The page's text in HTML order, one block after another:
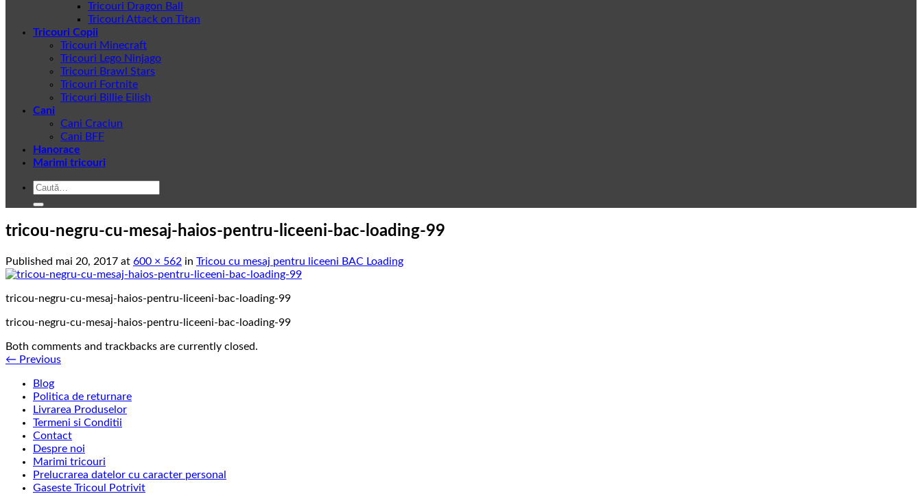
Tricouri Dragon Ball
Tricouri Attack on Titan
Tricouri Copii
Tricouri Minecraft
Tricouri Lego Ninjago
Tricouri Brawl Stars
Tricouri Fortnite
Tricouri Billie Eilish
Cani
Cani Craciun
Cani BFF
Hanorace
Marimi tricouri
Caută
tricou-negru-cu-mesaj-haios-pentru-liceeni-bac-loading-99
Published mai 20, 2017 at 600 × 562 in Tricou cu mesaj pentru liceeni BAC Loading
tricou-negru-cu-mesaj-haios-pentru-liceeni-bac-loading-99
tricou-negru-cu-mesaj-haios-pentru-liceeni-bac-loading-99
Both comments and trackbacks are currently closed.
← Previous
Blog
Politica de returnare
Livrarea Produselor
Termeni si Conditii
Contact
Despre noi
Marimi tricouri
Prelucrarea datelor cu caracter personal
Gaseste Tricoul Potrivit